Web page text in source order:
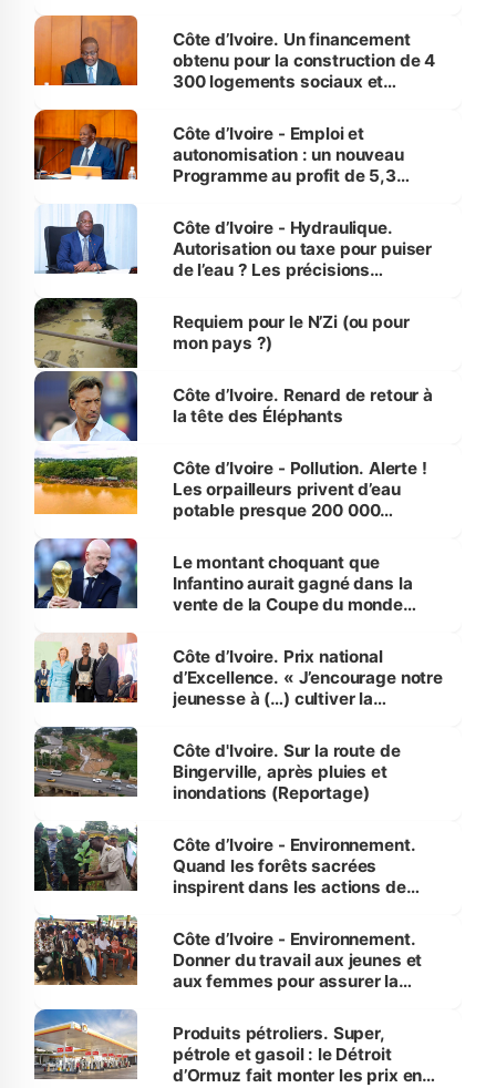
Côte d’Ivoire. Un financement
obtenu pour la construction de 4
300 logements sociaux et
et Yamoussoukro
Côte d’Ivoire - Emploi et
autonomisation : un nouveau
Programme au profit de 5,3
Côte d’Ivoire - Hydraulique.
Autorisation ou taxe pour puiser
de l’eau ? Les précisions
Requiem pour le N’Zi (ou pour
mon pays ?)
Côte d’Ivoire. Renard de retour à
la tête des Éléphants
Côte d’Ivoire - Pollution. Alerte !
Les orpailleurs privent d’eau
potable presque 200 000
Le montant choquant que
Infantino aurait gagné dans la
vente de la Coupe du monde
Côte d’Ivoire. Prix national
d’Excellence. « J’encourage notre
jeunesse à (…) cultiver la
(Alassane Ouattara
Côte d'Ivoire. Sur la route de
Bingerville, après pluies et
inondations (Reportage)
Côte d’Ivoire - Environnement.
Quand les forêts sacrées
inspirent dans les actions de
Côte d’Ivoire - Environnement.
Donner du travail aux jeunes et
aux femmes pour assurer la
menacées
Produits pétroliers. Super,
pétrole et gasoil : le Détroit
d’Ormuz fait monter les prix en